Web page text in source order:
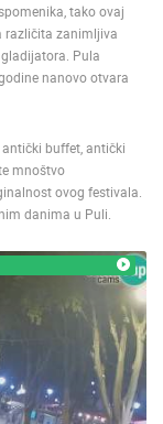
tako ovaj
različita zanimljiva
Pula
nanovo otvara
buffet, antički
mnoštvo
ovog festivala.
danima u Puli.